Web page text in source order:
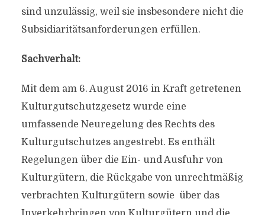
sind unzulässig, weil sie insbesondere nicht die
Subsidiaritätsanforderungen erfüllen.
Sachverhalt:
Mit dem am 6. August 2016 in Kraft getretenen
Kulturgutschutzgesetz wurde eine
umfassende Neuregelung des Rechts des
Kulturgutschutzes angestrebt. Es enthält
Regelungen über die Ein- und Ausfuhr von
Kulturgütern, die Rückgabe von unrechtmäßig
verbrachten Kulturgütern sowie über das